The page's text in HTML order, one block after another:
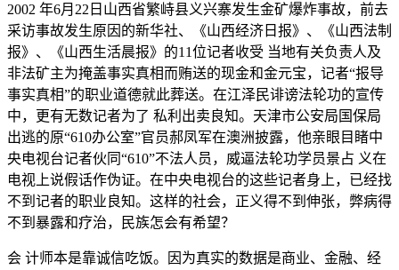
2002 年6月22日山西省繁峙县义兴寨发生金矿爆炸事故，前去
采访事故发生原因的新华社、《山西经济日报》、《山西法制
报》、《山西生活晨报》的11位记者收受 当地有关负责人及
非法矿主为掩盖事实真相而贿送的现金和金元宝，记者“报导
事实真相”的职业道德就此葬送。在江泽民诽谤法轮功的宣传
中，更有无数记者为了 私利出卖良知。天津市公安局国保局
出逃的原“610办公室”官员郝凤军在澳洲披露，他亲眼目睹中
央电视台记者伙同“610”不法人员，威逼法轮功学员景占 义在
电视上说假话作伪证。在中央电视台的这些记者身上，已经找
不到记者的职业良知。这样的社会，正义得不到伸张，弊病得
不到暴露和疗治，民族怎会有希望？
会 计师本是靠诚信吃饭。因为真实的数据是商业、金融、经